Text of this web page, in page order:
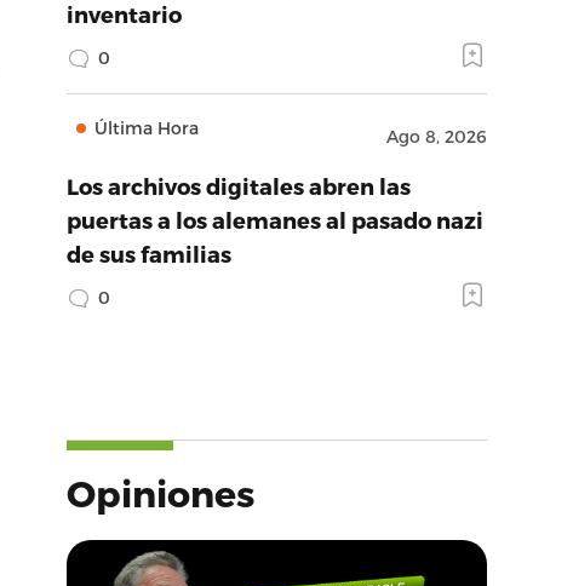
inventario
0
Última Hora Ago 8, 2026
Los archivos digitales abren las
puertas a los alemanes al pasado nazi
de sus familias
0
Opiniones